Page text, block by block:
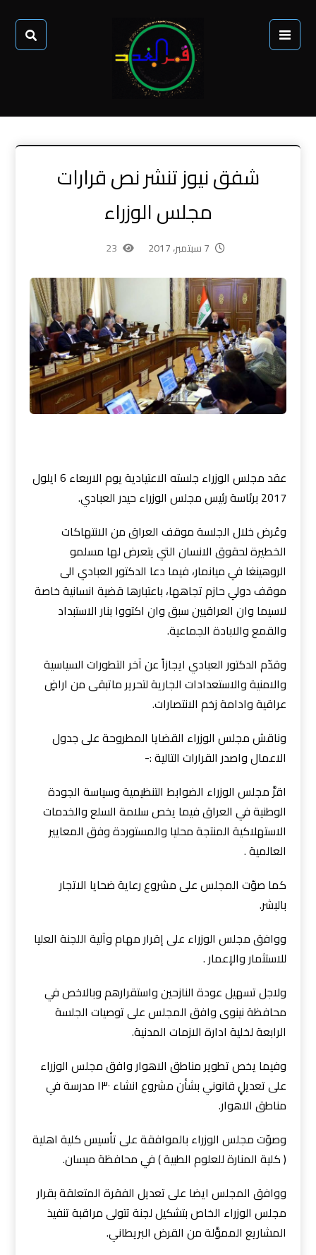
شفق نيوز تنشر نص قرارات
مجلس الوزراء
7 سبتمبر، 2017 23
عقد مجلس الوزراء جلسته الاعتيادية يوم الاربعاء 6 ايلول
2017 برئاسة رئيس مجلس الوزراء حيدر العبادي.
وعُرض خلال الجلسة موقف العراق من الانتهاكات
الخطيرة لحقوق الانسان التي يتعرض لها مسلمو
الروهينغا في ميانمار، فيما دعا الدكتور العبادي الى
موقف دولي حازم تجاهها، باعتبارها قضية انسانية خاصة
لاسيما وان العراقيين سبق وان اكتووا بنار الاستبداد
والقمع والابادة الجماعية.
وقدّم الدكتور العبادي ايجازاً عن آخر التطورات السياسية
والامنية والاستعدادات الجارية لتحرير ماتبقى من اراضٍ
عراقية وادامة زخم الانتصارات.
وناقش مجلس الوزراء القضايا المطروحة على جدول
الاعمال واصدر القرارات التالية :-
اقرَّ مجلس الوزراء الضوابط التنظيمية وسياسة الجودة
الوطنية في العراق فيما يخص سلامة السلع والخدمات
الاستهلاكية المنتجة محليا والمستوردة وفق المعايير
العالمية .
كما صوّت المجلس على مشروع رعاية ضحايا الاتجار
بالبشر.
ووافق مجلس الوزراء على إقرار مهام وآلية اللجنة العليا
للاستثمار والإعمار .
ولاجل تسهيل عودة النازحين واستقرارهم وبالاخص في
محافظة نينوى وافق المجلس على توصيات الجلسة
الرابعة لخلية ادارة الازمات المدنية.
وفيما يخص تطوير مناطق الاهوار وافق مجلس الوزراء
على تعديلٍ قانوني بشأن مشروع انشاء ١٣٠ مدرسة في
مناطق الاهوار.
وصوّت مجلس الوزراء بالموافقة على تأسيس كلية اهلية
( كلية المنارة للعلوم الطبية ) في محافظة ميسان.
ووافق المجلس ايضا على تعديل الفقرة المتعلقة بقرار
مجلس الوزراء الخاص بتشكيل لجنة تتولى مراقبة تنفيذ
المشاريع المموَّلة من القرض البريطاني.